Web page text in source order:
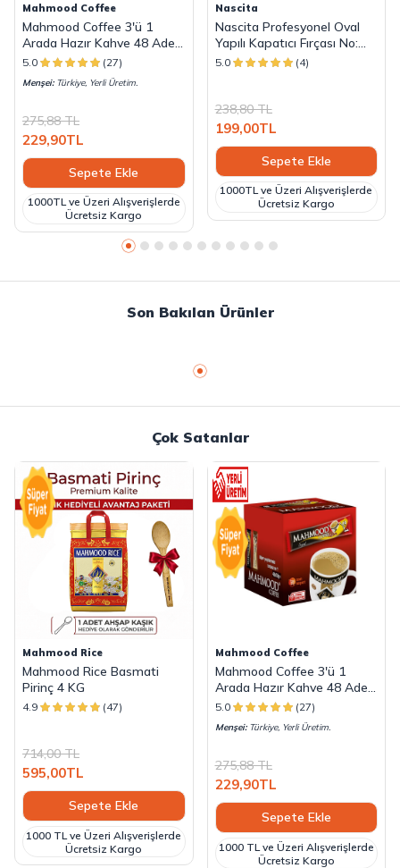
Mahmood Coffee
Mahmood Coffee 3'ü 1
Arada Hazır Kahve 48 Adet
x 18 G
5.0 (27)
Menşei:Türkiye, Yerli Üretim.
275,88TL
229,90TL
Sepete Ekle
1000TL ve Üzeri Alışverişlerde
Ücretsiz Kargo
Nascita
Nascita Profesyonel Oval
Yapılı Kapatıcı Fırçası No:
136
5.0 (4)
238,80TL
199,00TL
Sepete Ekle
1000TL ve Üzeri Alışverişlerde
Ücretsiz Kargo
Son Bakılan Ürünler
Çok Satanlar
Mahmood Rice
Mahmood Rice Basmati
Pirinç 4 KG
4.9 (47)
714,00TL
595,00TL
Sepete Ekle
1000 TL ve Üzeri Alışverişlerde
Ücretsiz Kargo
Mahmood Coffee
Mahmood Coffee 3'ü 1
Arada Hazır Kahve 48 Adet
x 18 G
5.0 (27)
Menşei:Türkiye, Yerli Üretim.
275,88TL
229,90TL
Sepete Ekle
1000 TL ve Üzeri Alışverişlerde
Ücretsiz Kargo